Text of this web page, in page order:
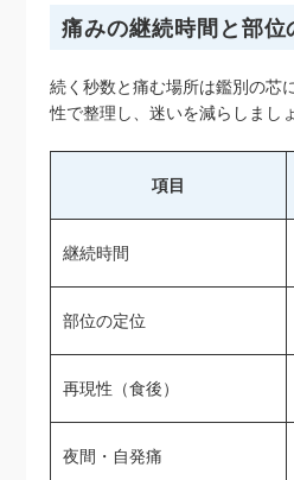
痛みの継続時間と部位
続く秒数と痛む場所は鑑別の芯
性で整理し、迷いを減らしましょ
項目
継続時間
部位の定位
再現性（食後）
夜間・自発痛